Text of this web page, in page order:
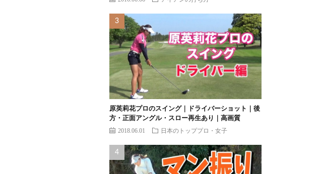
原英莉花プロのスイング｜ドライバーショット｜後
方・正面アングル・スロー再生あり｜高画質
2018.06.01 日本のトッププロ・女子